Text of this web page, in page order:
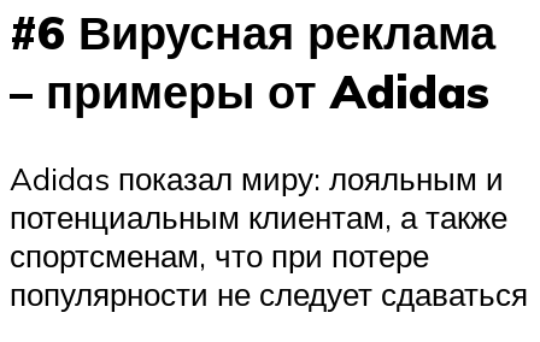
#6 Вирусная реклама
– примеры от Adidas
Adidas показал миру: лояльным и
потенциальным клиентам, а также
спортсменам, что при потере
популярности не следует сдаваться